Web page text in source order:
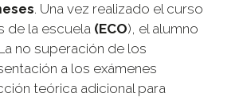
. Una vez realizado el curso
de la escuela (ECO), el alumno
no superación de los
a los exámenes
teórica adicional para